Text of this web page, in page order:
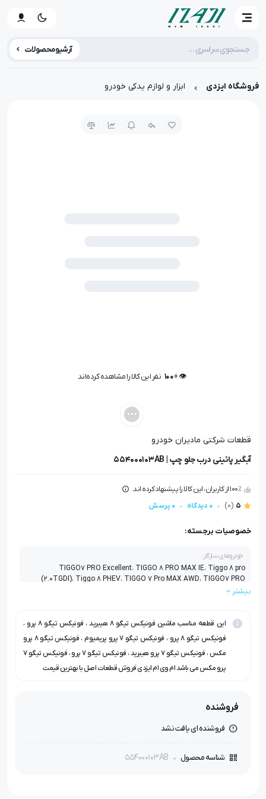
آرشیو محصولات
فروشگاه ایزدی ابزار و لوازم یدکی خودرو
👁️ +
100 نفر این کالا را مشاهده کرده‌اند
قطعات شرکتی مادیران خودرو
آبگیر پائینی درب جلو چپ | 554000103AB
100٪ از کاربران، این کالا را پیشنهاد کرده اند.
5
(0) 0 دیدگاه 0 پرسش
خصوصیات برجسته:
خودروهای سازگار:
TIGGO7 PRO Excellent، TIGGO 8 PRO MAX IE، Tiggo 8 pro
(2.0TGDI)، Tiggo 8 PHEV، TIGGO 7 Pro MAX AWD، TIGGO7 PRO
PHEV، F8 PRO MAX AWD، Tiggo8 PRO 1.6TGDI، Tiggo 8 Pro plug in
بیشتر
این قطعه مناسب ماشین فونیکس تیگو ۸ هیبرید ، فونیکس تیگو ۸ پرو ،
فونیکس تیگو ۸ پرو ، فونیکس تیگو ۷ پرو پریمیوم ، فونیکس تیگو ۸ پرو
مکس ، فونیکس تیگو ۷ پرو هیبرید ، فونیکس تیگو ۷ پرو ، فونیکس تیگو ۷
پرو مکس می باشد ام وی ام ایزدی فروش قطعات اصل با بهترین قیمت
فروشنده
فروشنده ای یافت نشد
شناسه محصول 554000103AB